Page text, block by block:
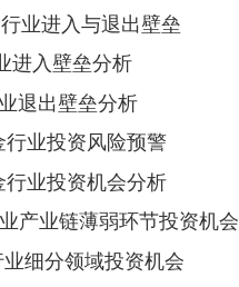
业进入与退出壁垒
进入壁垒分析
退出壁垒分析
行业投资风险预警
行业投资机会分析
产业链薄弱环节投资机会
细分领域投资机会